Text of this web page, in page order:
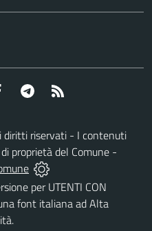
Facebook Telegram
diritti riservati - I contenuti
proprietà del Comune -
per UTENTI CON
font italiana ad Alta